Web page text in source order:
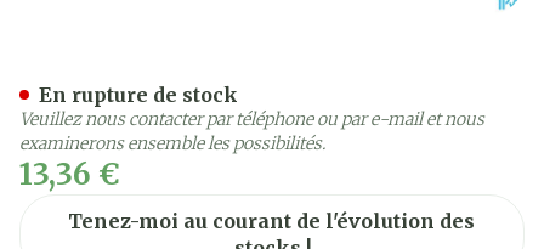
13,36 €
Tenez-moi au courant de l'évolution des
En rupture de stock
Veuillez nous contacter par téléphone ou par e-mail et nous
examinerons ensemble les possibilités.